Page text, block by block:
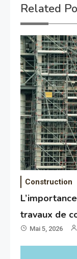
Related
Construction
travaux de
Mai 5, 2026